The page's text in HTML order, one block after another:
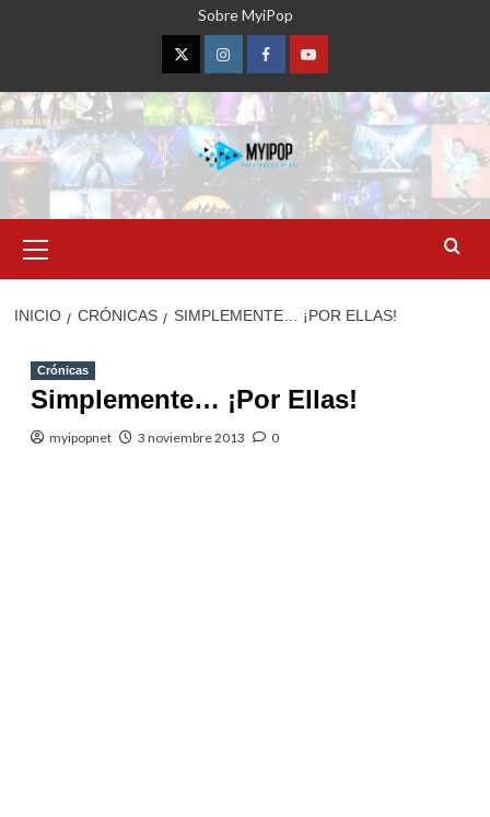
Sobre MyiPop
TwitterInstagramFacebookYouTube
primario
INICIO CRÓNICAS SIMPLEMENTE… ¡POR ELLAS!
Crónicas
Simplemente… ¡Por Ellas!
myipopnet 3 noviembre 2013 0